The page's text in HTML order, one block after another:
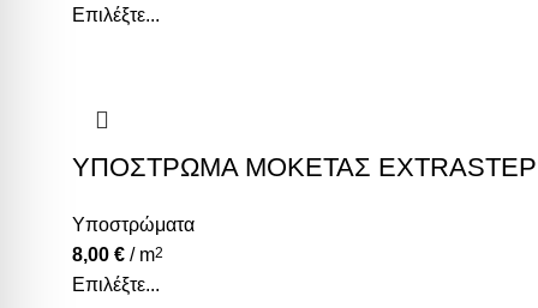
Επιλέξτε...
ΥΠΟΣΤΡΩΜΑ ΜΟΚΕΤΑΣ EXTRASTEP
Υποστρώματα
8,00 € / m2
Επιλέξτε...